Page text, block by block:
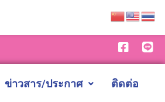
ข่าวสาร/ประกาศ ติดต่อ